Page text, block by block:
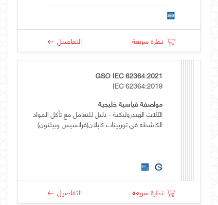
نظرة سريعة التفاصيل
GSO IEC 62364:2021
IEC 62364:2019
مواصفة قياسية خليجية
الآلات الهيدروليكية - دليل للتعامل مع تآكل المواد
الكاشطة في توربينات كابلان(فرانسيس وبيلتون)
نظرة سريعة التفاصيل